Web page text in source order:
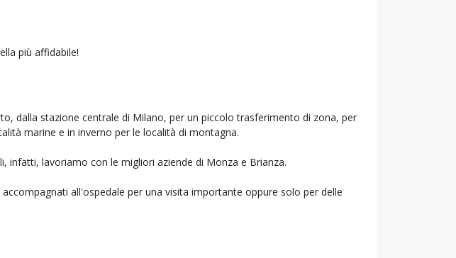
più affidabile!
dalla stazione centrale di Milano, per un piccolo trasferimento di zona, per
marine e in inverno per le località di montagna.
infatti, lavoriamo con le migliori aziende di Monza e Brianza.
all'ospedale per una visita importante oppure solo per delle